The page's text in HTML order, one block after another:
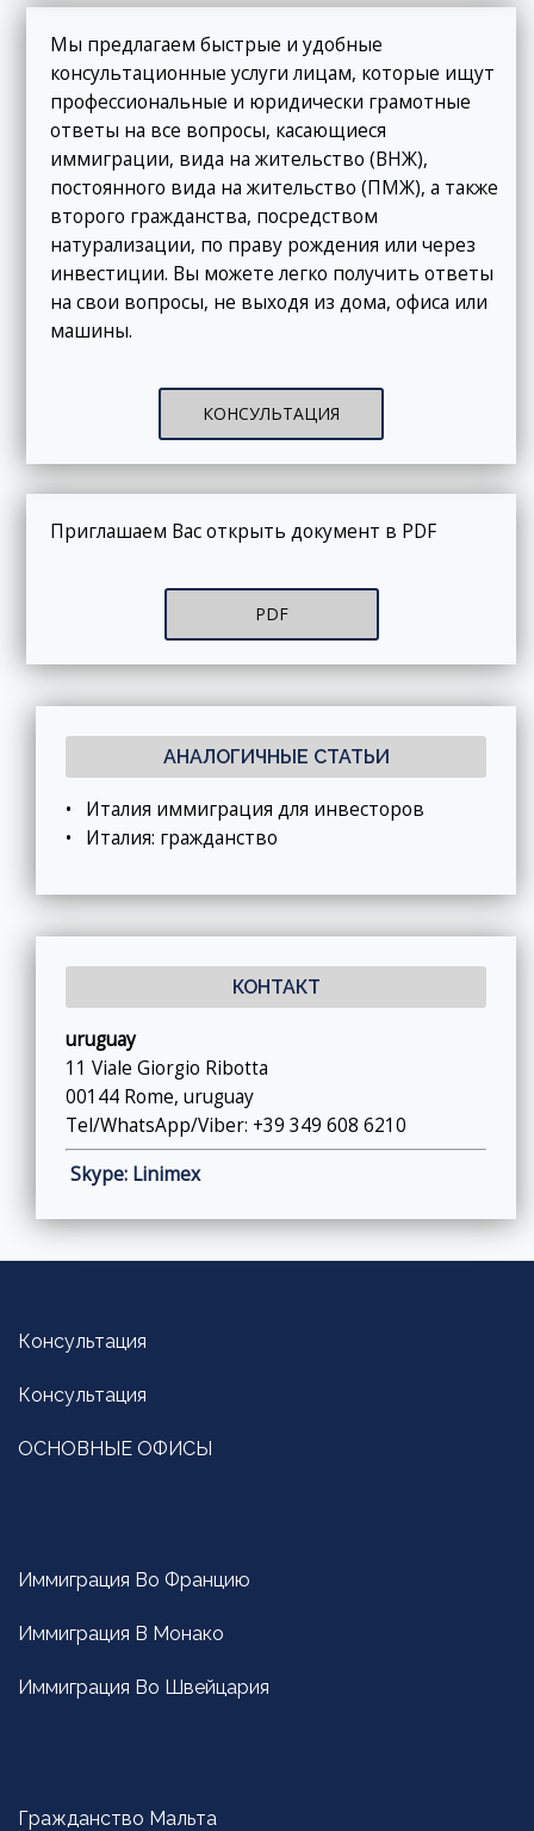
Мы предлагаем быстрые и удобные
консультационные услуги лицам, которые ищут
профессиональные и юридически грамотные
ответы на все вопросы, касающиеся
иммиграции, вида на жительство (ВНЖ),
постоянного вида на жительство (ПМЖ), а также
второго гражданства, посредством
натурализации, по праву рождения или через
инвестиции. Вы можете легко получить ответы
на свои вопросы, не выходя из дома, офиса или
машины.
КОНСУЛЬТАЦИЯ
Приглашаем Вас открыть документ в PDF
PDF
АНАЛОГИЧНЫЕ СТАТЬИ
• Италия иммиграция для инвесторов
• Италия: гражданство
КОНТАКТ
uruguay
11 Viale Giorgio Ribotta
00144 Rome, uruguay
Tel/WhatsApp/Viber: +39 349 608 6210
Skype: Linimex
Консультация
Консультация
ОСНОВНЫЕ ОФИСЫ
Иммиграция Вo Францию
Иммиграция В Монако
Иммиграция Вo Швейцария
Гражданство Мальта